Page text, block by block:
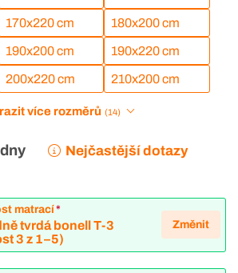
170x220 cm 180x200 cm
190x200 cm 190x220 cm
200x220 cm 210x200 cm
více rozměrů (14)
Nejčastější dotazy
matrací*
tvrdá bonell T-3
3 z 1–5)
Změnit